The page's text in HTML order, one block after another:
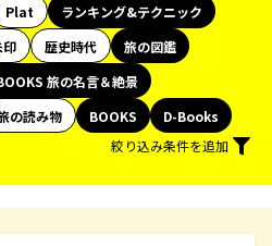
Plat
ランキング&テクニック
印 歴史時代
旅の図鑑
旅の名言＆絶景
の読み物 BOOKS
D-Books
絞り込み条件を追加